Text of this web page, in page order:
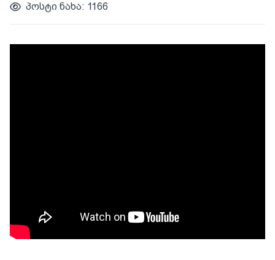
პოსტი ნახა: 1166